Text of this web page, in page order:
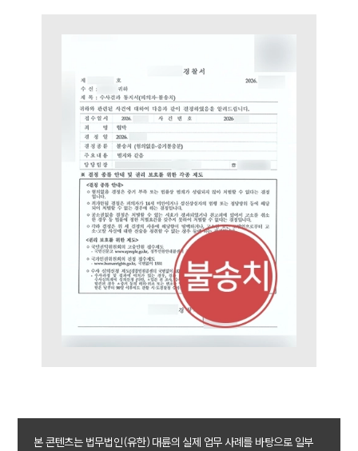
뉴스레터/브로슈어
세미나
대륜법률상담예약
대륜법률상담예약
본 콘텐츠는 법무법인(유한) 대륜의 실제 업무 사례를 바탕으로 일부